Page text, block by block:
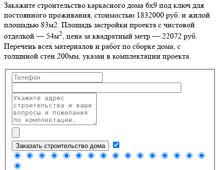
Закажите строительство каркасного дома 6х9 под ключ для
постоянного проживания, стоимостью 1832000 руб. и жилой
площадью 83м2. Площадь застройки проекта с чистовой
отделкой — 54м2, цена за квадратный метр — 22072 руб.
Перечень всех материалов и работ по сборке дома, с
толщиной стен 200мм, указан в комплектации проекта.
Заказать строительство дома